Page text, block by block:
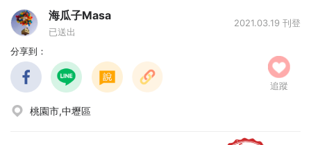
海瓜子Masa
已送出
2021.03.19 刊登
分享到：
追蹤
桃園市,中壢區